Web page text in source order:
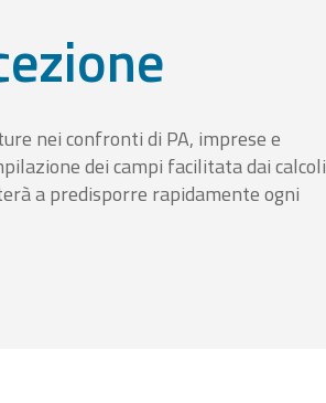
nei confronti di PA, imprese e
dei campi facilitata dai calcoli
a predisporre rapidamente ogni